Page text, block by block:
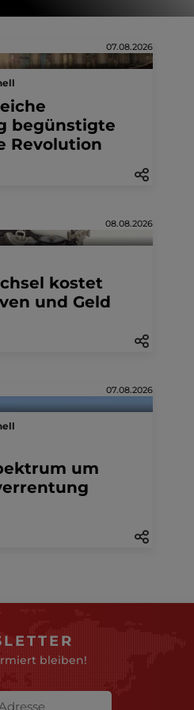
07.08.2026
begünstigte
Revolution
08.08.2026
kostet
und Geld
07.08.2026
um
bleiben!